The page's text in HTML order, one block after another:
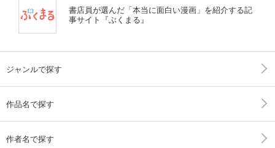
書店員が選んだ「本当に面白い漫画」を紹介する記
事サイト『ぶくまる』
ジャンルで探す
作品名で探す
作者名で探す